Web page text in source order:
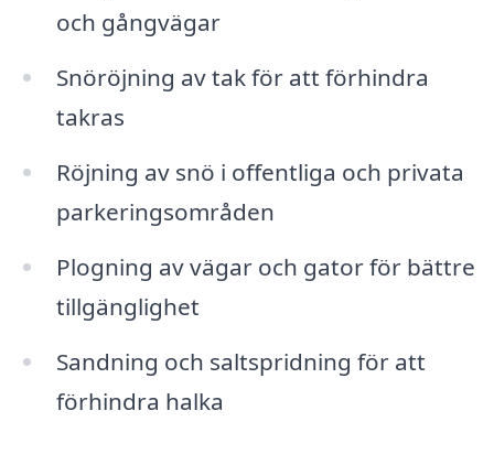
och gångvägar
Snöröjning av tak för att förhindra
takras
Röjning av snö i offentliga och privata
parkeringsområden
Plogning av vägar och gator för bättre
tillgänglighet
Sandning och saltspridning för att
förhindra halka